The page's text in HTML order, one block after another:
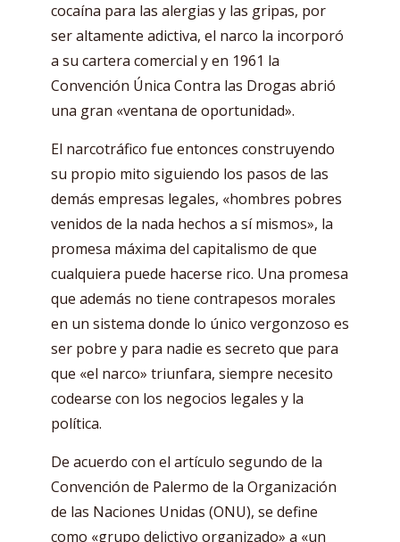
cocaína para las alergias y las gripas, por
ser altamente adictiva, el narco la incorporó
a su cartera comercial y en 1961 la
Convención Única Contra las Drogas abrió
una gran «ventana de oportunidad».
El narcotráfico fue entonces construyendo
su propio mito siguiendo los pasos de las
demás empresas legales, «hombres pobres
venidos de la nada hechos a sí mismos», la
promesa máxima del capitalismo de que
cualquiera puede hacerse rico. Una promesa
que además no tiene contrapesos morales
en un sistema donde lo único vergonzoso es
ser pobre y para nadie es secreto que para
que «el narco» triunfara, siempre necesito
codearse con los negocios legales y la
política.
De acuerdo con el artículo segundo de la
Convención de Palermo de la Organización
de las Naciones Unidas (ONU), se define
como «grupo delictivo organizado» a «un